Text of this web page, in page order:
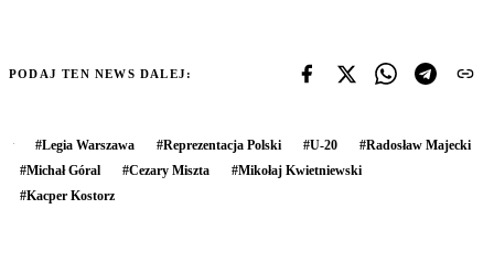
PODAJ TEN NEWS DALEJ:
#Legia Warszawa #Reprezentacja Polski #U-20 #Radosław Majecki
#Michał Góral #Cezary Miszta #Mikołaj Kwietniewski
#Kacper Kostorz